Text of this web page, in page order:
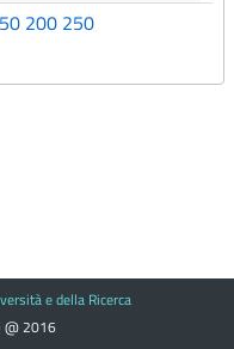
200 250
e della Ricerca
@ 2016